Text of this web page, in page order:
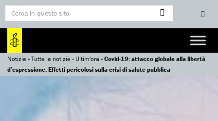
Notizie»Tutte le notizie» Ultim'ora »Covid-19: attacco globale alla libertà
d’espressione. Effetti pericolosi sulla crisi di salute pubblica